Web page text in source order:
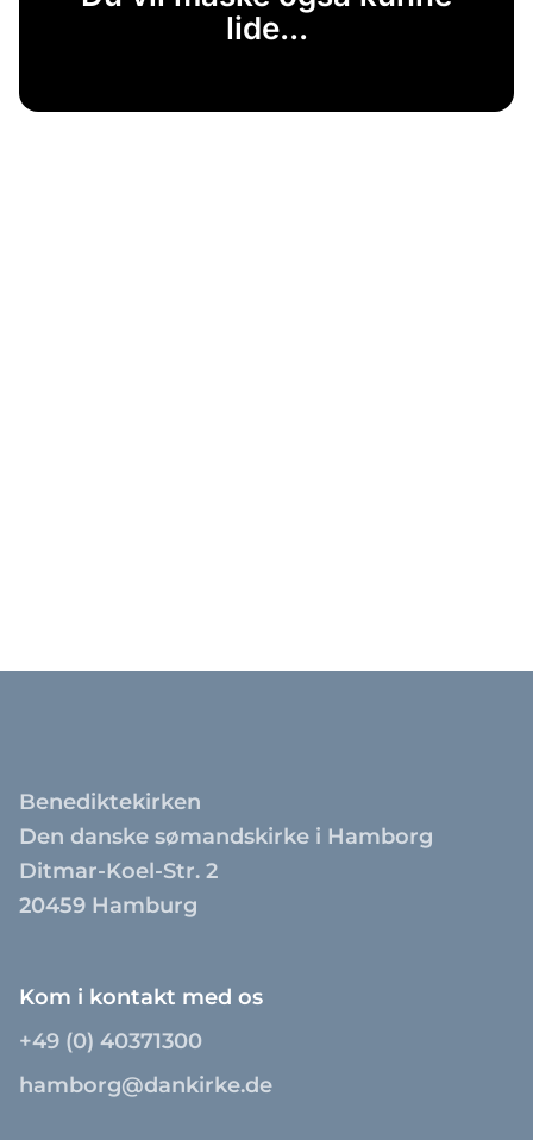
lide...
Benediktekirken
Den danske sømandskirke i Hamborg
Ditmar-Koel-Str. 2
20459 Hamburg
Kom i kontakt med os
+49 (0) 40371300
hamborg@dankirke.de